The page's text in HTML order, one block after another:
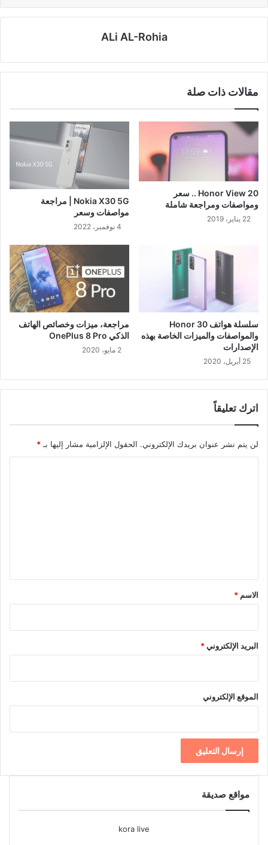
ALi AL-Rohia
مقالات ذات صلة
Honor View 20 .. سعر
ومواصفات ومراجعة شاملة
22 يناير، 2019
Nokia X30 5G | مراجعة
مواصفات وسعر
4 نوفمبر، 2022
سلسلة هواتف Honor 30
والمواصفات والميزات الخاصة بهذه
الإصدارات
25 أبريل، 2020
مراجعة، ميزات وخصائص الهاتف
الذكي OnePlus 8 Pro
2 مايو، 2020
اترك تعليقاً
لن يتم نشر عنوان بريدك الإلكتروني. الحقول الإلزامية مشار إليها بـ *
*
الاسم *
البريد الإلكتروني*
الموقع الإلكتروني
مواقع صديقة
kora live